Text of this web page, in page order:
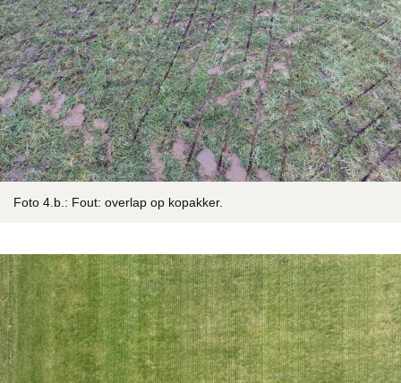
Foto 4.b.: Fout: overlap op kopakker.